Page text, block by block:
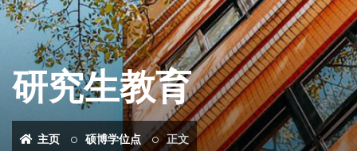
研究生教育
主页 硕博学位点 正文